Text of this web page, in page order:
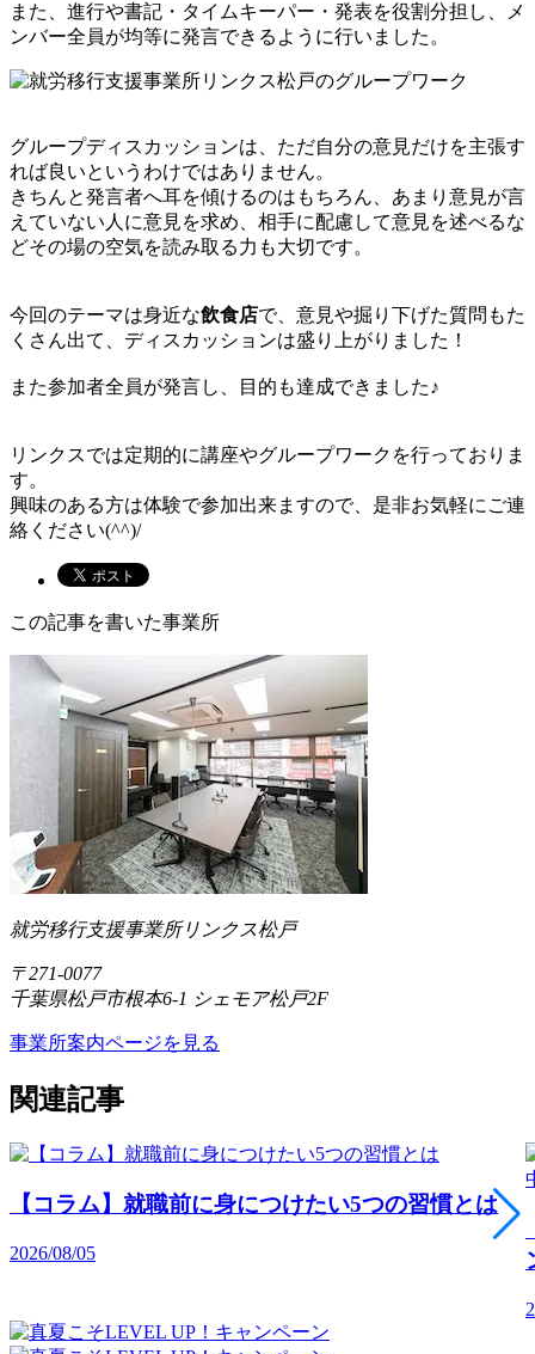
また、進行や書記・タイムキーパー・発表を役割分担し、メ
ンバー全員が均等に発言できるように行いました。
グループディスカッションは、ただ自分の意見だけを主張す
れば良いというわけではありません。
きちんと発言者へ耳を傾けるのはもちろん、あまり意見が言
えていない人に意見を求め、相手に配慮して意見を述べるな
どその場の空気を読み取る力も大切です。
今回のテーマは身近な飲食店で、意見や掘り下げた質問もた
くさん出て、ディスカッションは盛り上がりました！
また参加者全員が発言し、目的も達成できました♪
リンクスでは定期的に講座やグループワークを行っておりま
す。
興味のある方は体験で参加出来ますので、是非お気軽にご連
絡ください(^^)/
この記事を書いた事業所
就労移行支援事業所リンクス松戸
〒271-0077
千葉県松戸市根本6-1 シェモア松戸2F
事業所案内ページを見る
関連記事
【コラム】就職前に身につけたい5つの習慣とは
2026/08/05